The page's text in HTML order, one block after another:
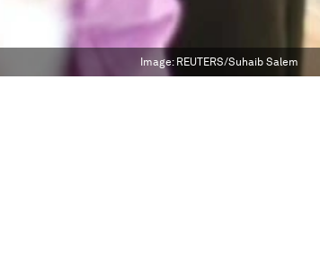
Image: REUTERS/Suhaib Salem